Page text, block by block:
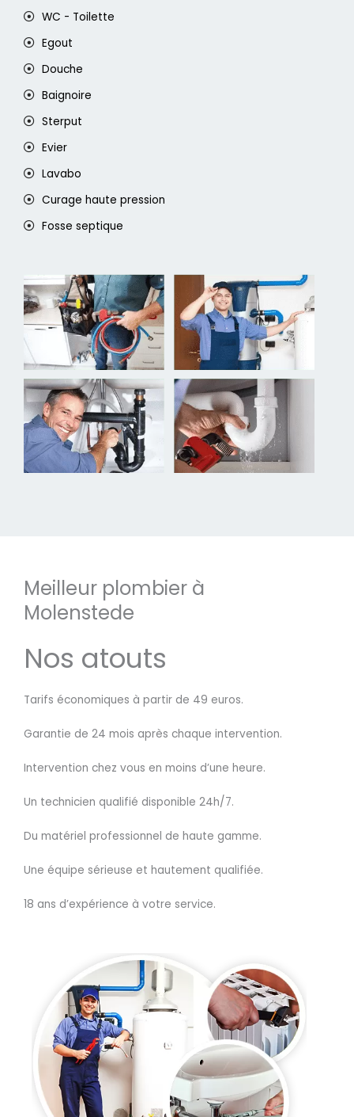
WC - Toilette
Egout
Douche
Baignoire
Sterput
Evier
Lavabo
Curage haute pression
Fosse septique
Meilleur plombier à
Molenstede
Nos atouts
Tarifs économiques à partir de 49 euros.
Garantie de 24 mois après chaque intervention.
Intervention chez vous en moins d’une heure.
Un technicien qualifié disponible 24h/7.
Du matériel professionnel de haute gamme.
Une équipe sérieuse et hautement qualifiée.
18 ans d’expérience à votre service.